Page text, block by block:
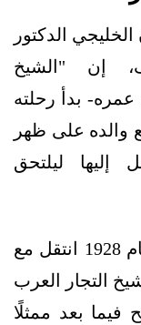
الدكتور
إن "الشيخ
بدأ رحلته
والده على ظهر
ليلتحق
وأوضح أن "الشيخ الطريقي في عام 1928 انتقل مع
التجار العرب
فيما بعد ممثلًا